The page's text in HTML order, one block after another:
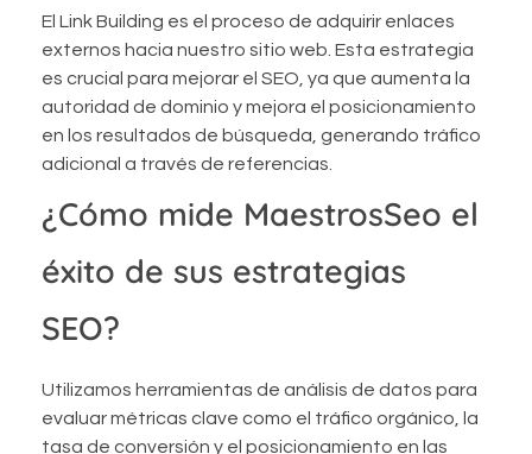
El Link Building es el proceso de adquirir enlaces
externos hacia nuestro sitio web. Esta estrategia
es crucial para mejorar el SEO, ya que aumenta la
autoridad de dominio y mejora el posicionamiento
en los resultados de búsqueda, generando tráfico
adicional a través de referencias.
¿Cómo mide MaestrosSeo el
éxito de sus estrategias
SEO?
Utilizamos herramientas de análisis de datos para
evaluar métricas clave como el tráfico orgánico, la
tasa de conversión y el posicionamiento en las